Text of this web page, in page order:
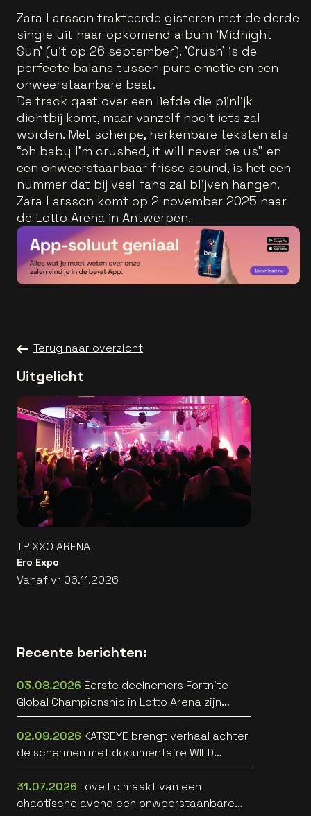
Zara Larsson trakteerde gisteren met de derde
single uit haar opkomend album 'Midnight
Sun' (uit op 26 september). 'Crush' is de
perfecte balans tussen pure emotie en een
onweerstaanbare beat.
De track gaat over een liefde die pijnlijk
dichtbij komt, maar vanzelf nooit iets zal
worden. Met scherpe, herkenbare teksten als
“oh baby I’m crushed, it will never be us” en
een onweerstaanbaar frisse sound, is het een
nummer dat bij veel fans zal blijven hangen.
Zara Larsson komt op 2 november 2025 naar
de Lotto Arena in Antwerpen.
Terug naar overzicht
Uitgelicht
TRIXXO ARENA
Ero Expo
Vanaf vr 06.11.2026
Recente berichten:
03.08.2026 Eerste deelnemers Fortnite
Global Championship in Lotto Arena zijn
bekend
02.08.2026 KATSEYE brengt verhaal achter
de schermen met documentaire WILD
HEARTS [trailer]
31.07.2026 Tove Lo maakt van een
chaotische avond een onweerstaanbare